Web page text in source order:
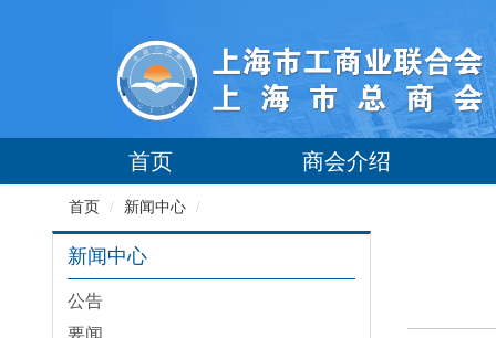
首页 商会介绍
首页 / 新闻中心 /
新闻中心
公告
要闻